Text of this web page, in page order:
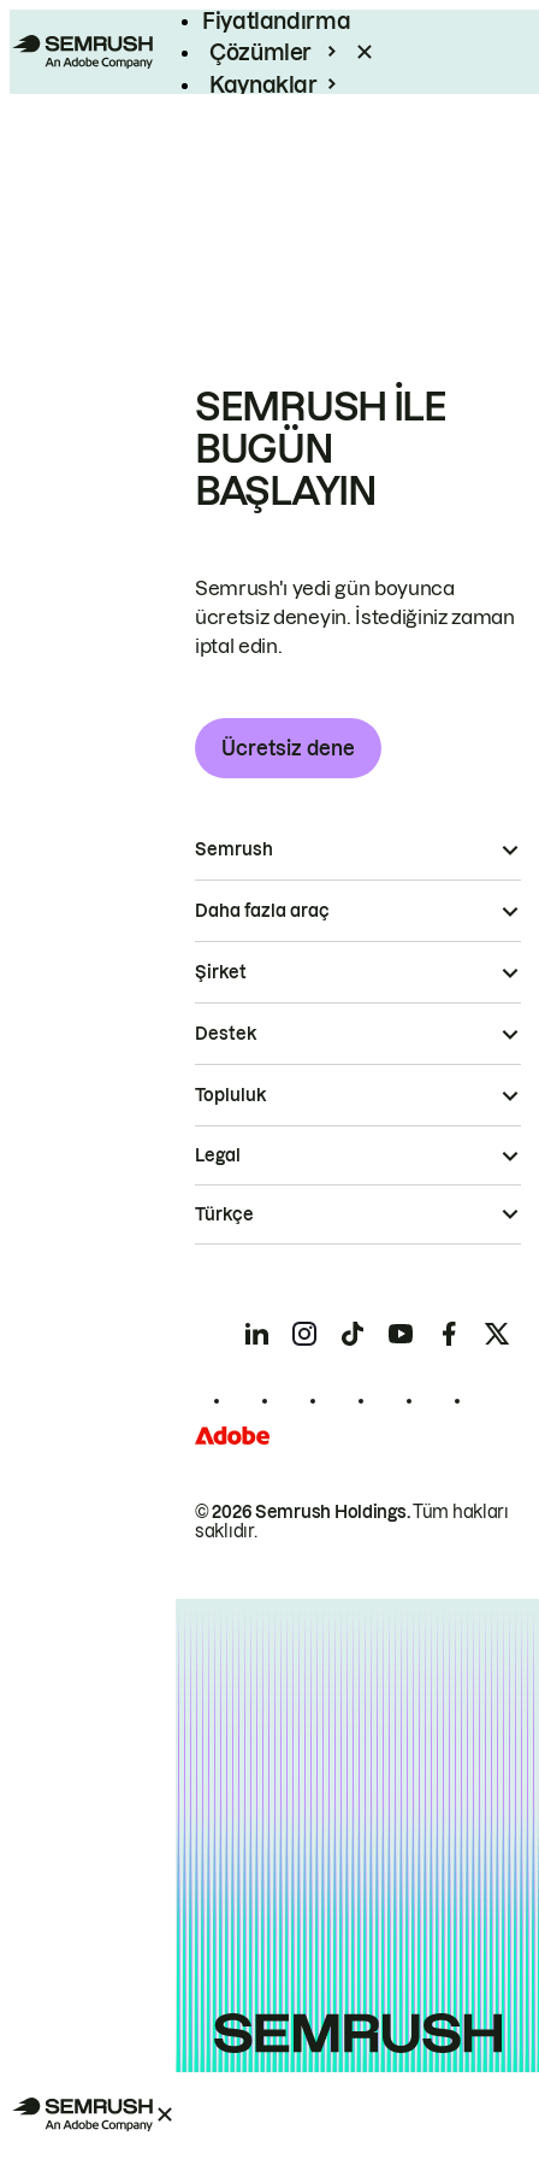
Fiyatlandırma
Çözümler
Kaynaklar
SEMRUSH ILE
BUGÜN
BAŞLAYIN
Semrush'ı yedi gün boyunca
ücretsiz deneyin. İstediğiniz zaman
iptal edin.
Ücretsiz dene
Semrush
Daha fazla araç
Şirket
Destek
Topluluk
© 2026 Semrush Holdings.Tüm hakları
saklıdır.
Legal
Türkçe